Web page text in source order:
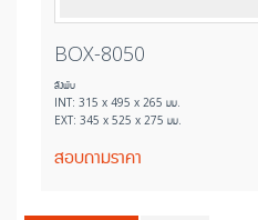
BOX-8050
ลังพับ
INT: 315 x 495 x 265 มม.
EXT: 345 x 525 x 275 มม.
สอบถามราคา